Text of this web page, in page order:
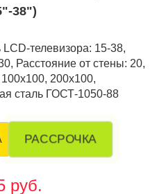
38")
телевизора: 15-38,
Расстояние от стены: 20,
200x100,
сталь ГОСТ-1050-88
РАССРОЧКА
руб.